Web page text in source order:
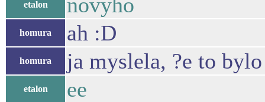
etalon
homura ah :D
homura ja myslela, ?e to
etalon ee